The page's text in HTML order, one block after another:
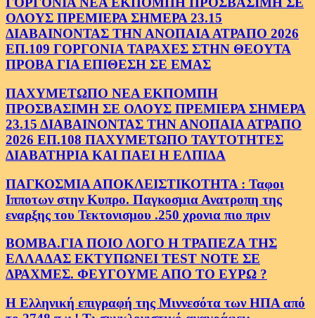
ΟΛΟΥΣ ΠΡΕΜΙΕΡΑ ΣΗΜΕΡΑ 23.15
ΔΙΑΒΑΙΝΟΝΤΑΣ ΤΗΝ ΑΝΟΠΑΙΑ ΑΤΡΑΠΟ 2026
ΕΠ.109 ΓΟΡΓΟΝΙΑ ΤΑΡΑΧΕΣ ΣΤΗΝ ΘΕΟΥΤΑ
ΠΡΟΒΑ ΓΙΑ ΕΠΙΘΕΣΗ ΣΕ ΕΜΑΣ
ΠΑΧΥΜΕΤΩΠΟ ΝΕΑ ΕΚΠΟΜΠΗ
ΠΡΟΣΒΑΣΙΜΗ ΣΕ ΟΛΟΥΣ ΠΡΕΜΙΕΡΑ ΣΗΜΕΡΑ
23.15 ΔΙΑΒΑΙΝΟΝΤΑΣ ΤΗΝ ΑΝΟΠΑΙΑ ΑΤΡΑΠΟ
2026 ΕΠ.108 ΠΑΧΥΜΕΤΩΠΟ ΤΑΥΤΟΤΗΤΕΣ
ΔΙΑΒΑΤΗΡΙΑ ΚΑΙ ΠΑΕΙ Η ΕΛΠΙΔΑ
ΠΑΓΚΟΣΜΙΑ ΑΠΟΚΛΕΙΣΤΙΚΟΤΗΤΑ : Ταφοι
Ιπποτων στην Κυπρο. Παγκοσμια Ανατροπη της
εναρξης του Τεκτονισμου .250 χρονια πιο πριν
ΒΟΜΒΑ.ΓΙΑ ΠΟΙΟ ΛΟΓΟ Η ΤΡΑΠΕΖΑ ΤΗΣ
ΕΛΛΑΔΑΣ ΕΚΤΥΠΩΝΕΙ TEST NOTE ΣΕ
ΔΡΑΧΜΕΣ. ΦΕΥΓΟΥΜΕ ΑΠΟ ΤΟ ΕΥΡΩ ?
Η Ελληνική επιγραφή της Μιννεσότα των ΗΠΑ από